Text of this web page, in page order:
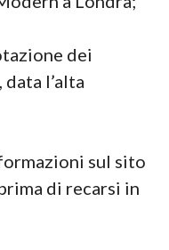
dei
l’alta
sul sito
di recarsi in